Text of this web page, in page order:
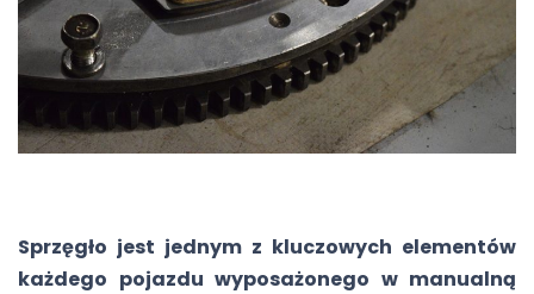
Sprzęgło jest jednym z kluczowych elementów
każdego pojazdu wyposażonego w manualną